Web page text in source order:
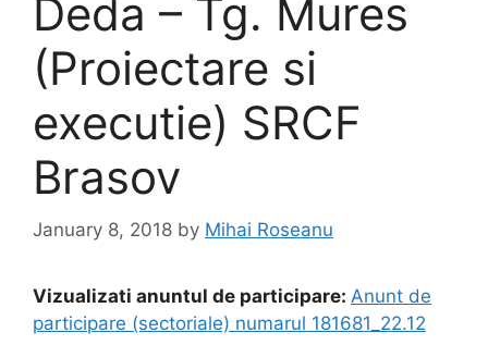
Deda – Tg. Mures
(Proiectare si
executie) SRCF
Brasov
January 8, 2018 by Mihai Roseanu
Vizualizati anuntul de participare: Anunt de
participare (sectoriale) numarul 181681_22.12